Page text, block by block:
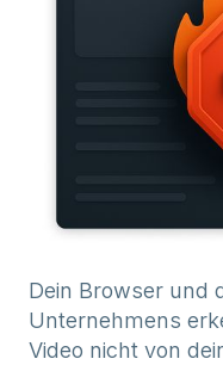
Dein Browser und
Unternehmens
Video nicht von